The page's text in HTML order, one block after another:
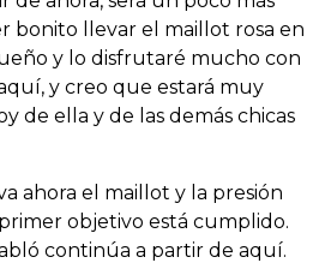
bonito llevar el maillot rosa en
y lo disfrutaré mucho con
y creo que estará muy
de ella y de las demás chicas
ahora el maillot y la presión
objetivo está cumplido.
continúa a partir de aquí.